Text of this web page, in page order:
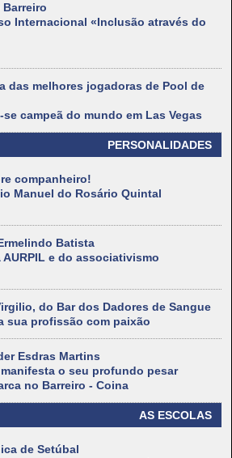
Internacional «Inclusão através do
das melhores jogadoras de Pool de
campeã do mundo em Las Vegas
PERSONALIDADES
companheiro!
Manuel do Rosário Quintal
Batista
e do associativismo
do Bar dos Dadores de Sangue
sua profissão com paixão
Esdras Martins
o seu profundo pesar
no Barreiro - Coina
AS ESCOLAS
de Setúbal